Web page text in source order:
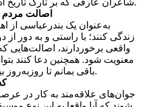
* اصالت
به‌عنوان یک بندرعباسی از
زندگی کنند؛ با راستی و به دور
واقعی برخوردارند، اصالت‌هایی
معنویت شود. همچنین دعا کنند
باقی بمانم تا روز‌به‌روز بیشتر و بهتر خدمتگزار خلق باشم.
*
جوا‌ن‌های علاقه‌مند به کار در